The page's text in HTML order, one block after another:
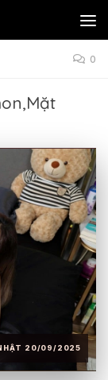
0
NHẬT 20/09/2025